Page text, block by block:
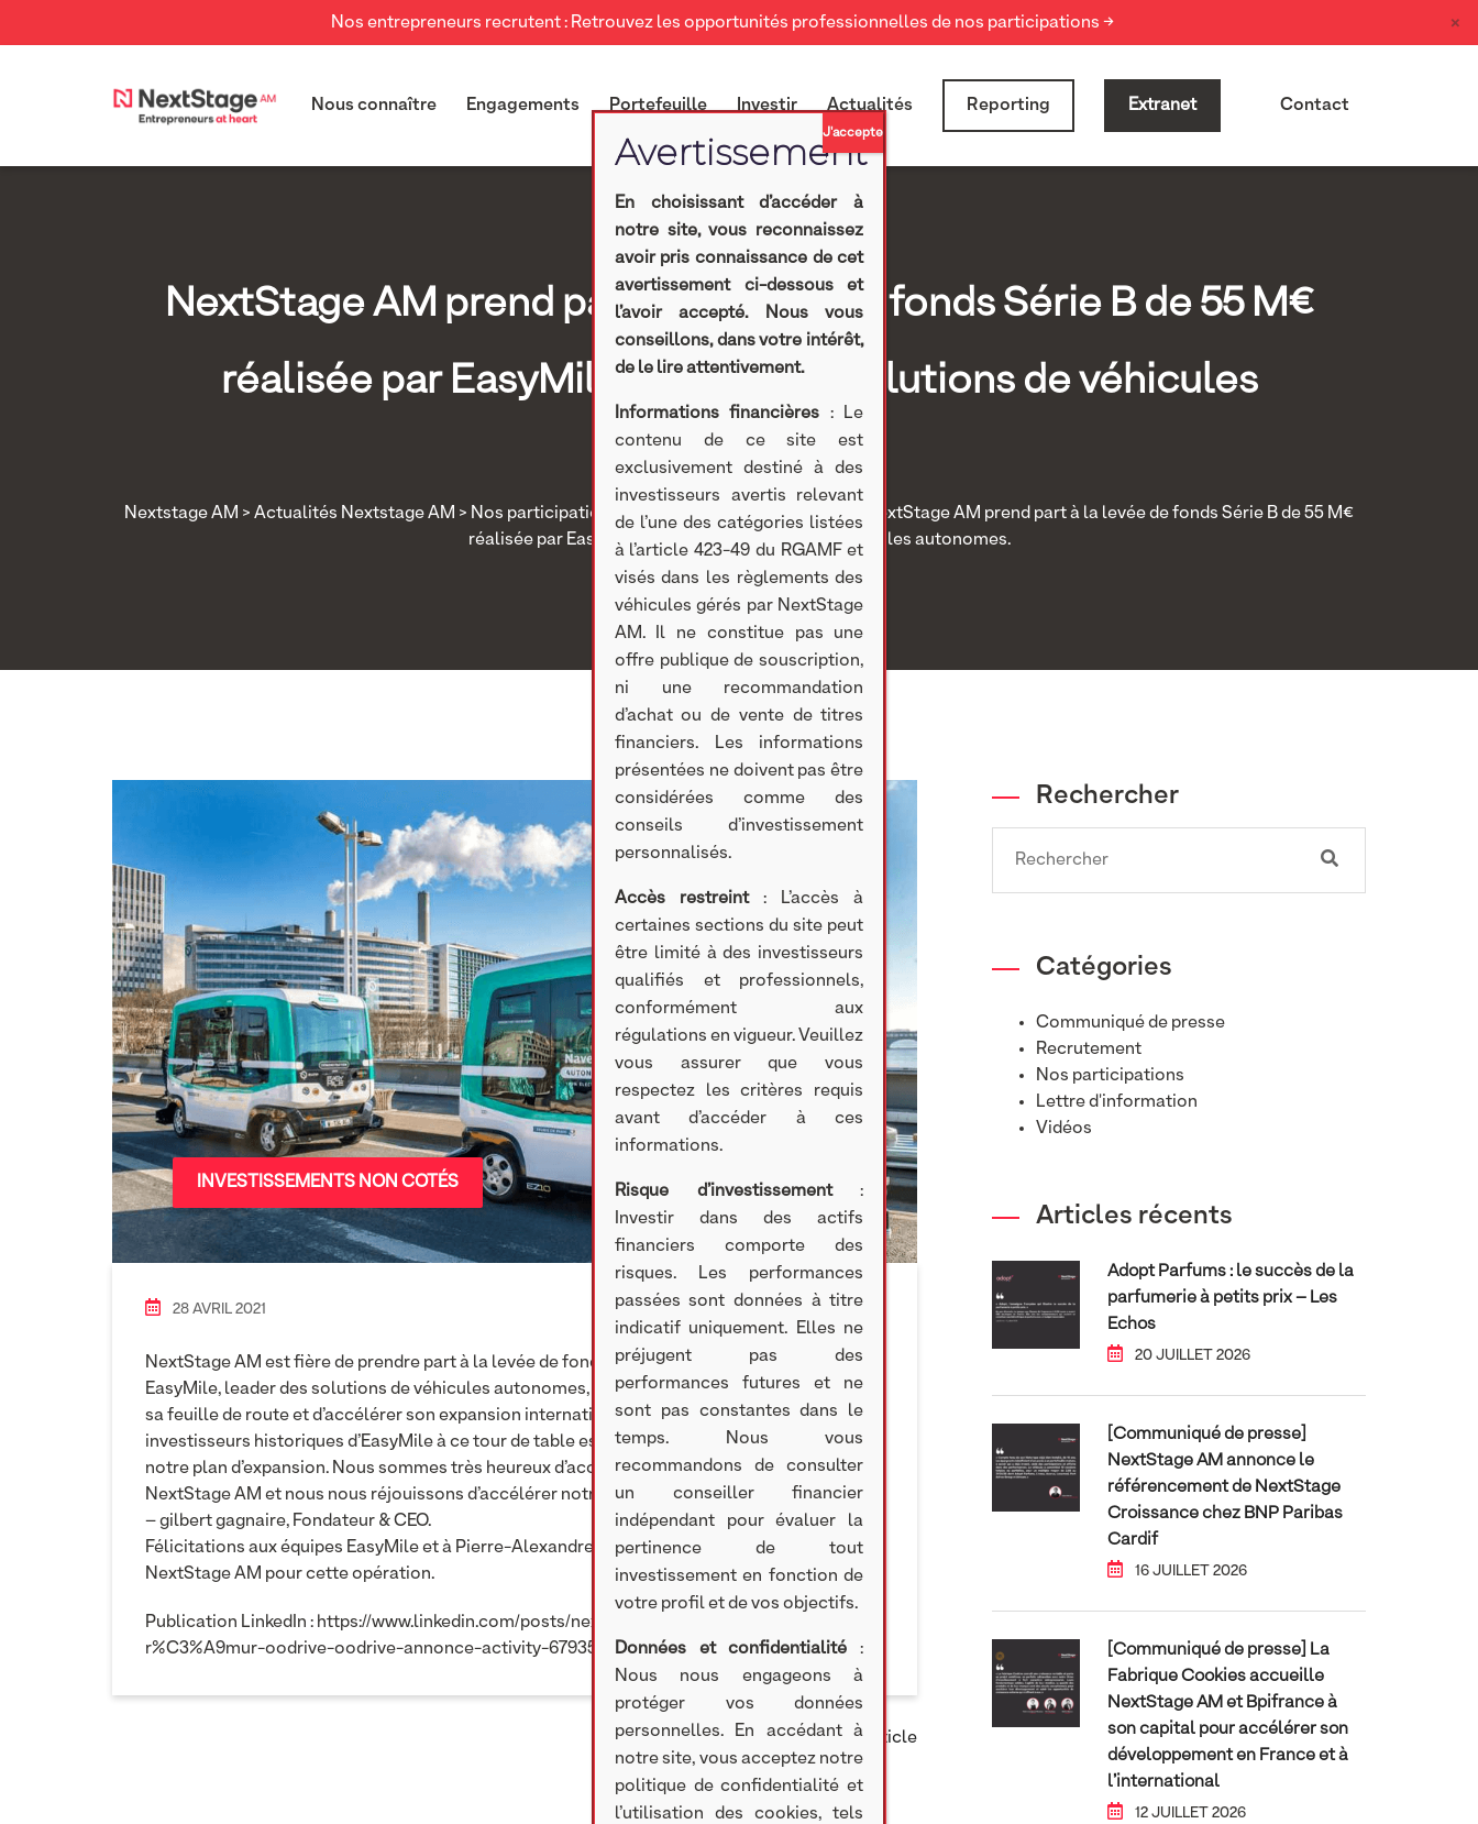
Nos entrepreneurs recrutent : Retrouvez les opportunités professionnelles de nos participations → ×
Nous connaître Engagements Portefeuille Investir Actualités Reporting Extranet Contact
NextStage AM prend part à la levée de fonds Série B de 55 M€
réalisée par EasyMile, leader des solutions de véhicules
autonomes.
Nextstage AM > Actualités Nextstage AM > Nos participations > Investissements non cotés
> NextStage AM prend part à la levée de fonds Série B de 55 M€
réalisée par EasyMile, leader des solutions de véhicules autonomes.
INVESTISSEMENTS NON COTÉS
28 AVRIL 2021
NextStage AM est fière de prendre part à la levée de fonds Série B de 55 M€ réalisée par
EasyMile, leader des solutions de véhicules autonomes, afin de soutenir la mise en place de
sa feuille de route et d’accélérer son expansion internationale. « La participation de tous les
investisseurs historiques d’EasyMile à ce tour de table est un fort vote de confiance dans
notre plan d’expansion. Nous sommes très heureux d’accueillir Searchlight, McWin et
NextStage AM et nous nous réjouissons d’accélérer notre croissance grâce à leur expertise »
– gilbert gagnaire, Fondateur & CEO.
Félicitations aux équipes EasyMile et à Pierre-Alexandre Prigent, chargé d’affaires chez
NextStage AM pour cette opération.
Publication LinkedIn : https://www.linkedin.com/posts/nextstage-am_stanislas-de-
r%C3%A9mur-oodrive-oodrive-annonce-activity-6793515460571750400-qpdX
Partager cet article
Rechercher
Catégories
Communiqué de presse
Recrutement
Nos participations
Lettre d'information
Vidéos
Articles récents
Adopt Parfums : le succès de la
parfumerie à petits prix – Les
Echos
20 JUILLET 2026
[Communiqué de presse]
NextStage AM annonce le
référencement de NextStage
Croissance chez BNP Paribas
Cardif
16 JUILLET 2026
[Communiqué de presse] La
Fabrique Cookies accueille
NextStage AM et Bpifrance à
son capital pour accélérer son
développement en France et à
l’international
12 JUILLET 2026
En choisissant d’accéder à
notre site, vous reconnaissez
avoir pris connaissance de cet
avertissement ci-dessous et
l’avoir accepté. Nous vous
conseillons, dans votre intérêt,
de le lire attentivement.
Informations financières : Le
contenu de ce site est
exclusivement destiné à des
investisseurs avertis relevant
de l’une des catégories listées
à l’article 423-49 du RGAMF et
visés dans les règlements des
véhicules gérés par NextStage
AM. Il ne constitue pas une
offre publique de souscription,
ni une recommandation
d’achat ou de vente de titres
financiers. Les informations
présentées ne doivent pas être
considérées comme des
conseils d’investissement
personnalisés.
Accès restreint: L’accès à
certaines sections du site peut
être limité à des investisseurs
qualifiés et professionnels,
conformément aux
régulations en vigueur. Veuillez
vous assurer que vous
respectez les critères requis
avant d’accéder à ces
informations.
Risque d’investissement:
Investir dans des actifs
financiers comporte des
risques. Les performances
passées sont données à titre
indicatif uniquement. Elles ne
préjugent pas des
performances futures et ne
sont pas constantes dans le
temps. Nous vous
recommandons de consulter
un conseiller financier
indépendant pour évaluer la
pertinence de tout
investissement en fonction de
votre profil et de vos objectifs.
Données et confidentialité :
Nous nous engageons à
protéger vos données
personnelles. En accédant à
notre site, vous acceptez notre
politique de confidentialité et
l’utilisation des cookies, tels